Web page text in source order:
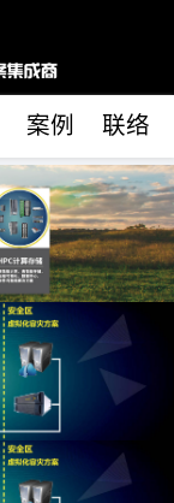
案例 联络